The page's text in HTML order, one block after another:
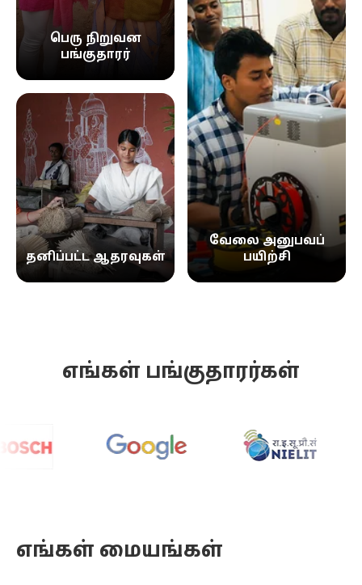
பெரு நிறுவன
பங்குதாரர்
தனிப்பட்ட ஆதரவுகள்
வேலை அனுபவப்
பயிற்சி
எங்கள் பங்குதாரர்கள்
எங்கள் மையங்கள்